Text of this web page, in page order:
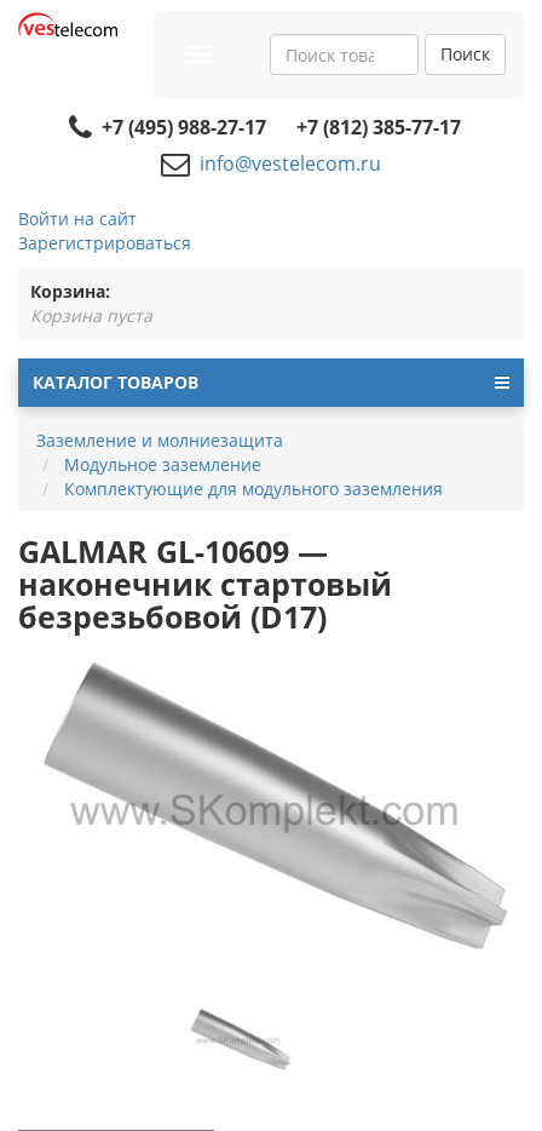
navigation
Поиск
+7 (495) 988-27-17
+7 (812) 385-77-17
info@vestelecom.ru
Войти на сайт
Зарегистрироваться
Корзина:
Корзина пуста
КАТАЛОГ ТОВАРОВ
Заземление и молниезащита
Модульное заземление
Комплектующие для модульного заземления
GALMAR GL-10609 —
наконечник стартовый
безрезьбовой (D17)